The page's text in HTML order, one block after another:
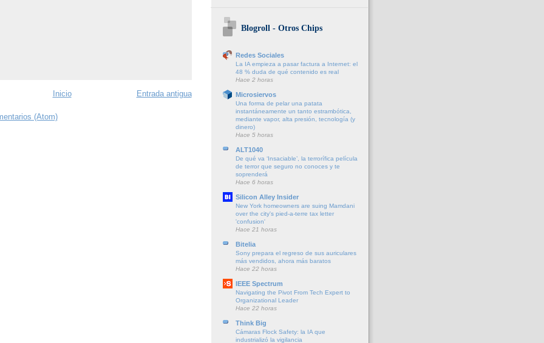
Entrada antigua
Inicio
(Atom)
Blogroll - Otros Chips
Redes Sociales
La IA empieza a pasar factura a Internet: el
48 % duda de qué contenido es real
Hace 2 horas
Microsiervos
Una forma de pelar una patata
instantáneamente un tanto estrambótica,
mediante vapor, alta presión, tecnología (y
dinero)
Hace 5 horas
ALT1040
De qué va ‘Insaciable’, la terrorífica película
de terror que seguro no conoces y te
soprenderá
Hace 6 horas
Silicon Alley Insider
New York homeowners are suing Mamdani
over the city's pied-a-terre tax letter
'confusion'
Hace 21 horas
Bitelia
Sony prepara el regreso de sus auriculares
más vendidos, ahora más baratos
Hace 22 horas
IEEE Spectrum
Navigating the Pivot From Tech Expert to
Organizational Leader
Hace 22 horas
Think Big
Cámaras Flock Safety: la IA que
industrializó la vigilancia